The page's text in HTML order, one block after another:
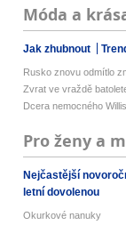
Móda a
Jak zhubnout
Rusko znovu odmítlo
Zvrat ve vraždě
Dcera nemocného
Pro ženy a
Nejčastější
letní dovolenou
Okurkové nanuky